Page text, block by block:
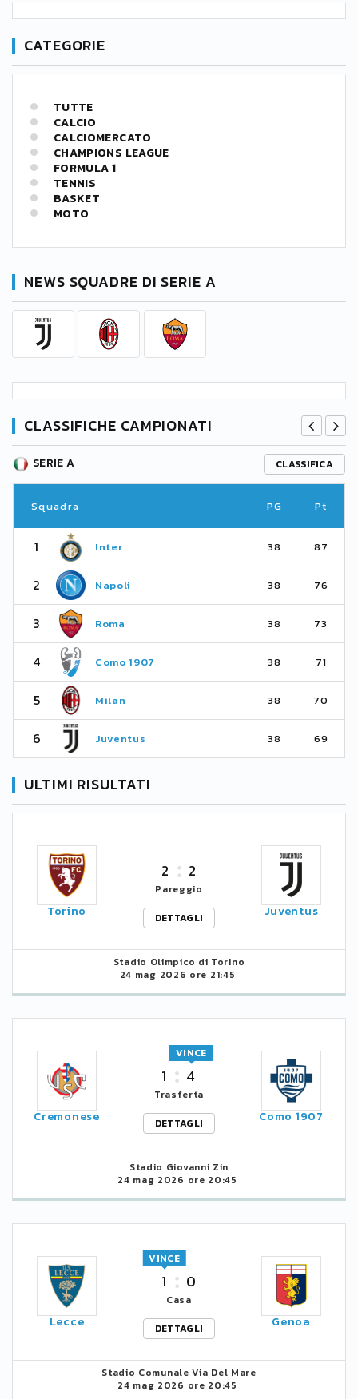
CATEGORIE
TUTTE
CALCIO
CALCIOMERCATO
CHAMPIONS LEAGUE
FORMULA 1
TENNIS
BASKET
MOTO
NEWS SQUADRE DI SERIE A
CLASSIFICHE CAMPIONATI
SERIE A CLASSIFICA
Squadra PG Pt
1 Inter 38 87
2 Napoli 38 76
3 Roma 38 73
4 Como 1907 38 71
5 Milan 38 70
6 Juventus 38 69
ULTIMI RISULTATI
Torino
2 2
Pareggio
DETTAGLI
Juventus
Stadio Olimpico di Torino
24 mag 2026 ore 21:45
Cremonese
1 4
VINCE
Trasferta
DETTAGLI
Como 1907
Stadio Giovanni Zin
24 mag 2026 ore 20:45
Lecce
1
VINCE
0
Casa
DETTAGLI
Genoa
Stadio Comunale Via Del Mare
24 mag 2026 ore 20:45